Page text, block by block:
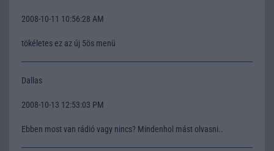
2008-10-11 10:56:28 AM
tökéletes ez az új 5ös menü
Dallas
2008-10-13 12:53:03 PM
Ebben most van rádió vagy nincs? Mindenhol mást olvasni..